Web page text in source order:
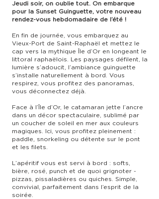
Jeudi soir, on oublie tout. On embarque
pour la Sunset Guinguette, votre nouveau
rendez-vous hebdomadaire de l’été !
En fin de journée, vous embarquez au
Vieux-Port de Saint-Raphaël et mettez le
cap vers la mythique Île d’Or en longeant le
littoral raphaëlois. Les paysages défilent, la
lumière s’adoucit, l’ambiance guinguette
s’installe naturellement à bord. Vous
respirez, vous profitez des panoramas,
vous déconnectez déjà.
Face à l’Île d’Or, le catamaran jette l’ancre
dans un décor spectaculaire, sublimé par
un coucher de soleil en mer aux couleurs
magiques. Ici, vous profitez pleinement :
paddle, snorkeling ou détente sur le pont
et les filets.
L’apéritif vous est servi à bord : softs,
bière, rosé, punch et de quoi grignoter -
pizzas, pissaladières ou quiches. Simple,
convivial, parfaitement dans l’esprit de la
soirée.